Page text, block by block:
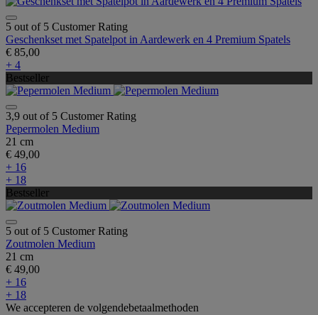
5 out of 5 Customer Rating
Geschenkset met Spatelpot in Aardewerk en 4 Premium Spatels
€ 85,00
+ 4
Bestseller
3,9 out of 5 Customer Rating
Pepermolen Medium
21 cm
€ 49,00
+ 16
+ 18
Bestseller
5 out of 5 Customer Rating
Zoutmolen Medium
21 cm
€ 49,00
+ 16
+ 18
We accepteren de volgendebetaalmethoden